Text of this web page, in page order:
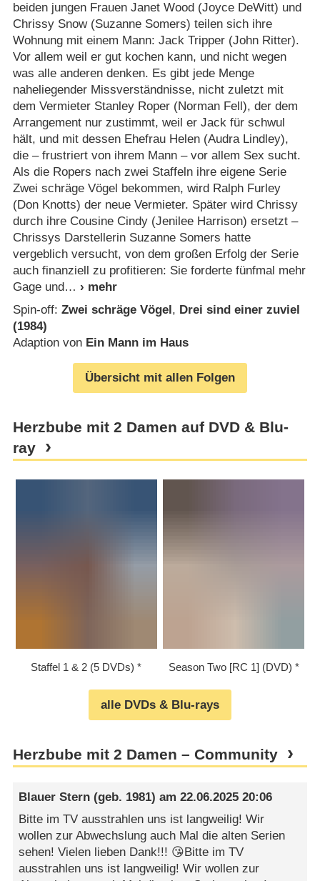
beiden jungen Frauen Janet Wood (Joyce DeWitt) und
Chrissy Snow (Suzanne Somers) teilen sich ihre
Wohnung mit einem Mann: Jack Tripper (John Ritter).
Vor allem weil er gut kochen kann, und nicht wegen
was alle anderen denken. Es gibt jede Menge
naheliegender Missverständnisse, nicht zuletzt mit
dem Vermieter Stanley Roper (Norman Fell), der dem
Arrangement nur zustimmt, weil er Jack für schwul
hält, und mit dessen Ehefrau Helen (Audra Lindley),
die – frustriert von ihrem Mann – vor allem Sex sucht.
Als die Ropers nach zwei Staffeln ihre eigene Serie
Zwei schräge Vögel bekommen, wird Ralph Furley
(Don Knotts) der neue Vermieter. Später wird Chrissy
durch ihre Cousine Cindy (Jenilee Harrison) ersetzt –
Chrissys Darstellerin Suzanne Somers hatte
vergeblich versucht, von dem großen Erfolg der Serie
auch finanziell zu profitieren: Sie forderte fünfmal mehr
Gage und
Spin-off: Zwei schräge Vögel, Drei sind einer zuviel
(1984)
Adaption von Ein Mann im Haus
Übersicht mit allen Folgen
Herzbube mit 2 Damen auf DVD & Blu-
ray
Staffel 1 & 2 (5 DVDs) Season Two [RC 1] (DVD)
alle DVDs & Blu-rays
Herzbube mit 2 Damen – Community
Blauer Stern(geb. 1981) am22.06.2025 20:06
Bitte im TV ausstrahlen uns ist langweilig! Wir
wollen zur Abwechslung auch Mal die alten Serien
sehen! Vielen lieben Dank!!! 😘Bitte im TV
ausstrahlen uns ist langweilig! Wir wollen zur